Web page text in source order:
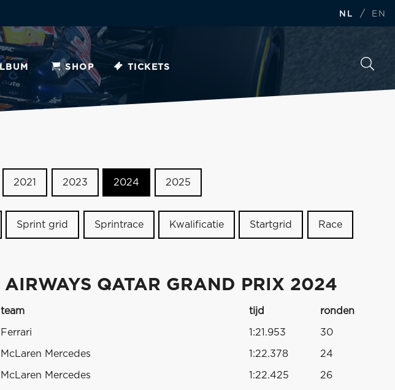
NL / EN
SHOP TICKETS
2021 2023 2024 2025
Sprint grid Sprintrace Kwalificatie Startgrid Race
AIRWAYS QATAR GRAND PRIX 2024
team tijd ronden
Ferrari 1:21.953 30
McLaren Mercedes 1:22.378 24
McLaren Mercedes 1:22.425 26